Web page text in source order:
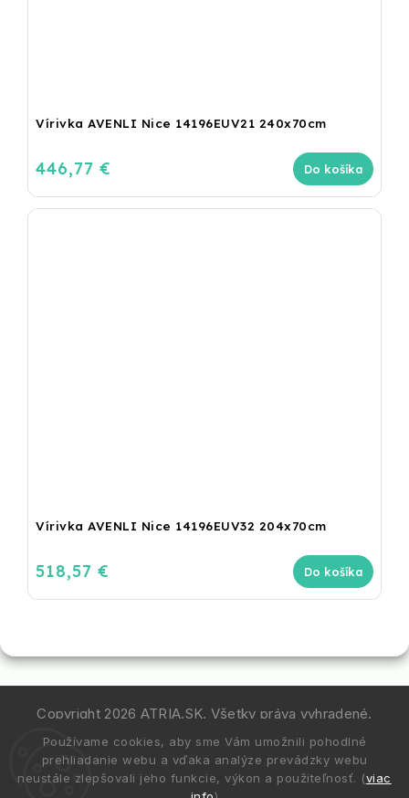
Používame cookies, aby sme Vám umožnili pohodlné
prehliadanie webu a vďaka analýze prevádzky webu
neustále zlepšovali jeho funkcie, výkon a použiteľnosť. (viac
Vírivka AVENLI Nice 14196EUV21 240x70cm
446,77 € Do košíka
Vírivka AVENLI Nice 14196EUV32 204x70cm
518,57 € Do košíka
Copyright 2026 ATRIA.SK. Všetky práva vyhradené.
Vytvořil Shoptet| DesignShoptak.cz.